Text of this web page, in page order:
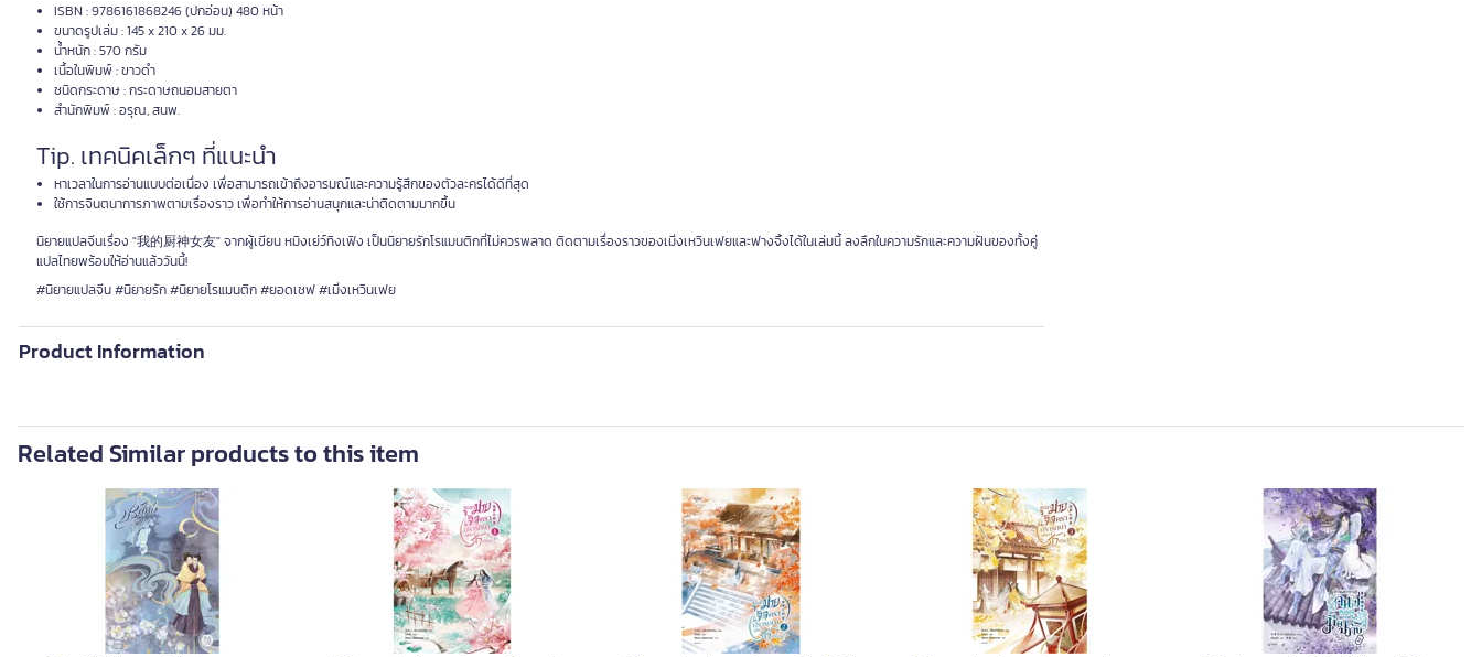
ISBN : 9786161868246 (ปกอ่อน) 480 หน้า
ขนาดรูปเล่ม : 145 x 210 x 26 มม.
น้ำหนัก : 570 กรัม
เนื้อในพิมพ์ : ขาวดำ
ชนิดกระดาษ : กระดาษถนอมสายตา
สำนักพิมพ์ : อรุณ, สนพ.
Tip. เทคนิคเล็กๆ ที่แนะนำ
หาเวลาในการอ่านแบบต่อเนื่อง เพื่อสามารถเข้าถึงอารมณ์และความรู้สึกของตัวละครได้ดีที่สุด
ใช้การจินตนาการภาพตามเรื่องราว เพื่อทำให้การอ่านสนุกและน่าติดตามมากขึ้น
นิยายแปลจีนเรื่อง "我的厨神女友" จากผู้เขียน หมิงเย่ว์ทิงเฟิง เป็นนิยายรักโรแมนติกที่ไม่ควรพลาด ติดตามเรื่องราวของเมิ่งเหวินเฟยและฟางจิ้งได้ในเล่มนี้ ลงลึกในความรักและความฝันของทั้งคู่
แปลไทยพร้อมให้อ่านแล้ววันนี้!
#นิยายแปลจีน #นิยายรัก #นิยายโรแมนติก #ยอดเชฟ #เมิ่งเหวินเฟย
Product Information
Related Similar products to this item